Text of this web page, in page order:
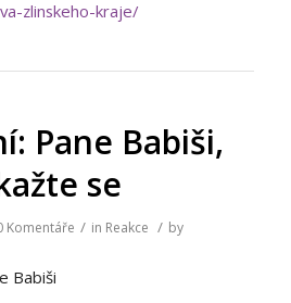
zlinskeho-kraje/
Pane Babiši,
se
Komentáře / in Reakce / by
Babiši